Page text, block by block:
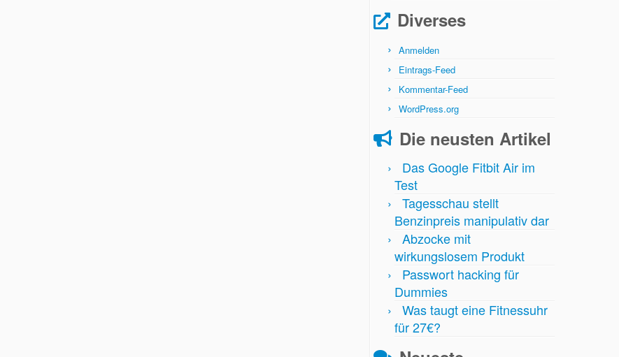
Diverses
Anmelden
Eintrags-Feed
Kommentar-Feed
WordPress.org
Die neusten Artikel
Das Google Fitbit Air im
Test
Tagesschau stellt
Benzinpreis manipulativ dar
Abzocke mit
wirkungslosem Produkt
Passwort hacking für
Dummies
Was taugt eine Fitnessuhr
für 27€?